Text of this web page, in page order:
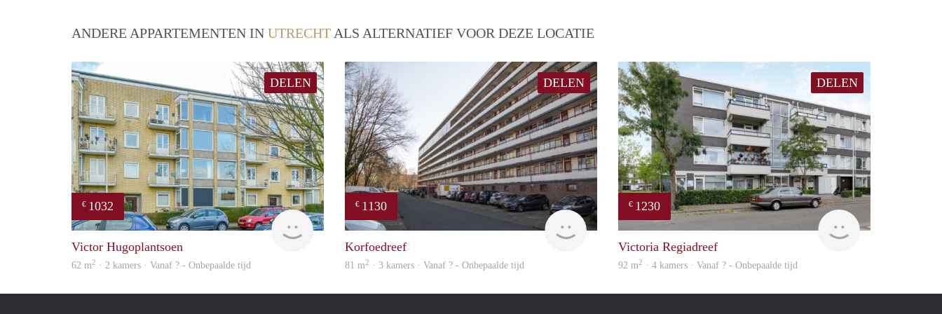
ANDERE APPARTEMENTEN IN UTRECHT ALS ALTERNATIEF VOOR DEZE LOCATIE
DELEN
€ 1032
Woning
Victor Hugoplantsoen
62 m2 · 2 kamers · Vanaf ? - Onbepaalde tijd
DELEN
€ 1130
finder
Korfoedreef
81 m2 · 3 kamers · Vanaf ? - Onbepaalde tijd
DELEN
€ 1230
Victoria Regiadreef
92 m2 · 4 kamers · Vanaf ? - Onbepaalde tijd